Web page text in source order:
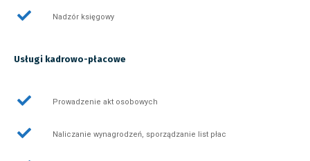
Nadzór księgowy
Usługi kadrowo-płacowe
Prowadzenie akt osobowych
Naliczanie wynagrodzeń, sporządzanie list płac